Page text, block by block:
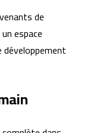
de
espace
développement